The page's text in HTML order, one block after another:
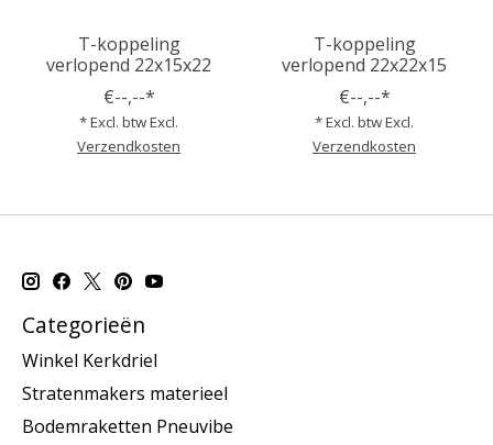
T-koppeling
verlopend 22x15x22
€--,--*
* Excl. btw Excl.
Verzendkosten
T-koppeling
verlopend 22x22x15
€--,--*
* Excl. btw Excl.
Verzendkosten
Categorieën
Winkel Kerkdriel
Stratenmakers materieel
Bodemraketten Pneuvibe